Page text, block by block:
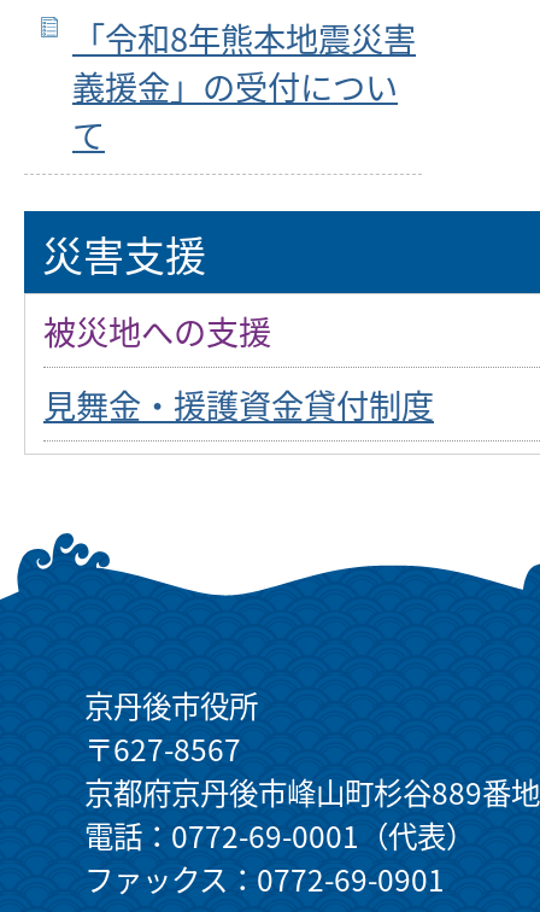
「令和8年熊本地震災害
義援金」の受付につい
て
災害支援
被災地への支援
見舞金・援護資金貸付制度
京丹後市役所
〒627-8567
京都府京丹後市峰山町杉谷889番地
電話：0772-69-0001（代表）
ファックス：0772-69-0901